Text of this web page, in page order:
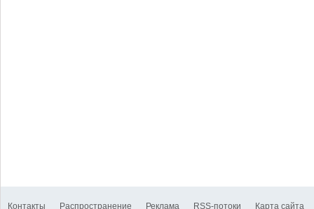
Контакты Распространение Реклама RSS-потоки Карта сайта